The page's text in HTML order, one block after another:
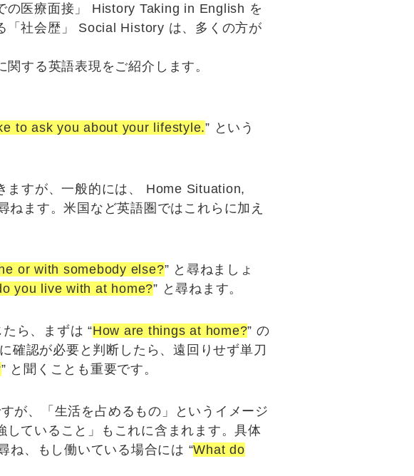
の医療面接」 History Taking in English を
「社会歴 」 Social History は、多くの方が
する英語表現をご紹介します。
to ask you about your lifestyle.” という
すが、一般的には、 Home Situation,
ねます。米国など英語圏ではこれらに加え
or with somebody else?” と尋ねましょ
you live with at home?” と尋ねます。
ら、まずは “How are things at home?” の
確認が必要と判断したら、遠回りせず単刀
” と聞くことも重要です。
が、「生活を占めるもの」というイメージ
ていること」もこれに含まれます。具体
ね、もし働いている場合には “What do